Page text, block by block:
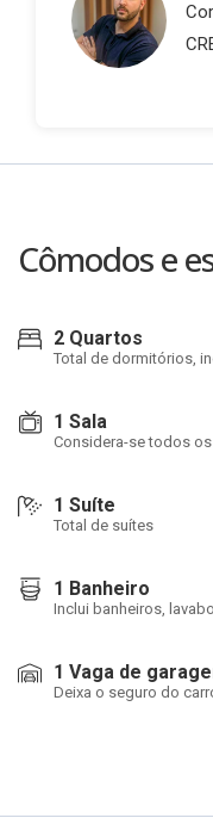
Cômodos e
2 Quartos
Total de dormitórios,
1 Sala
Considera-se todos
1 Suíte
Total de suítes
1 Banheiro
Inclui banheiros,
1 Vaga de
Deixa o seguro do